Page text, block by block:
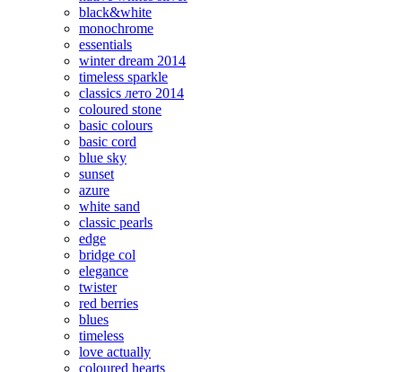
black&white
monochrome
essentials
winter dream 2014
timeless sparkle
classics лето 2014
coloured stone
basic colours
basic cord
blue sky
sunset
azure
white sand
classic pearls
edge
bridge col
elegance
twister
red berries
blues
timeless
love actually
coloured hearts